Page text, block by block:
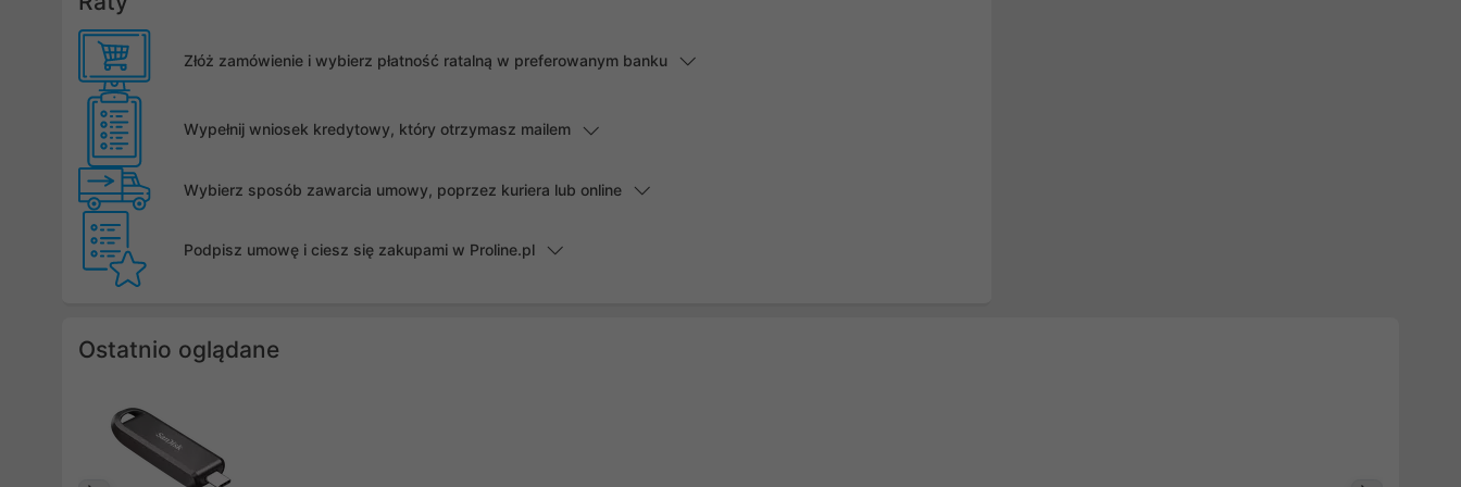
Złóż zamówienie i wybierz płatność ratalną w preferowanym banku
Wypełnij wniosek kredytowy, który otrzymasz mailem
Wybierz sposób zawarcia umowy, poprzez kuriera lub online
Podpisz umowę i ciesz się zakupami w Proline.pl
Ostatnio oglądane